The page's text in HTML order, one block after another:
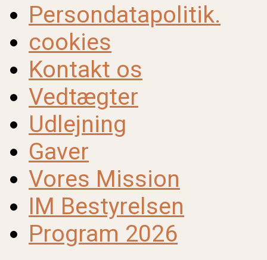
Persondatapolitik.
cookies
Kontakt os
Vedtægter
Udlejning
Gaver
Vores Mission
IM Bestyrelsen
Program 2026